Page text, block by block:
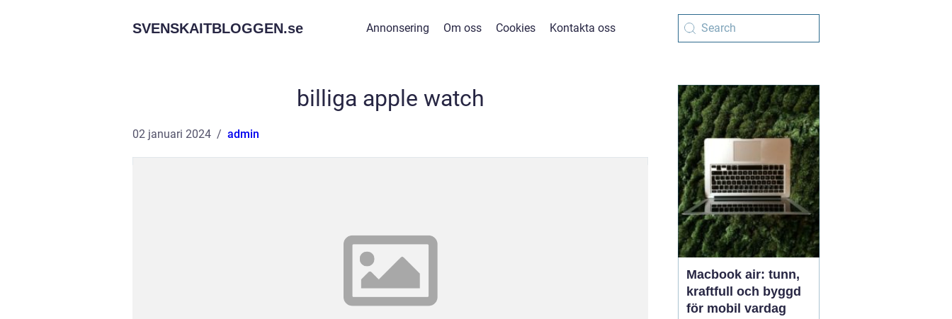
SVENSKAITBLOGGEN.se Annonsering Om oss Cookies Kontakta oss
billiga apple watch
02 januari 2024 admin
Macbook air: tunn,
kraftfull och byggd
för mobil vardag